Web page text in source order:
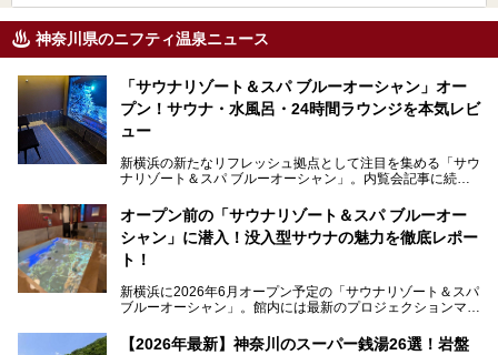
神奈川県のニフティ温泉ニュース
「サウナリゾート＆スパ ブルーオーシャン」オー
プン！サウナ・水風呂・24時間ラウンジを本気レビ
ュー
新横浜の新たなリフレッシュ拠点として注目を集める「サウ
ナリゾート＆スパ ブルーオーシャン」。内覧会記事に続
す。サウナや水風呂の気持ちよさはもちろん、リラックスス
ペースの過ごしやすさまで徹底チェック。新横浜エリアで日
常の疲れをリセットしたい人、ライブやスポーツ観戦遠征組
は必見です。
オープン前の「サウナリゾート＆スパ ブルーオー
シャン」に潜入！没入型サウナの魅力を徹底レポー
ト！
新横浜に2026年6月オープン予定の「サウナリゾート＆スパ
ブルーオーシャン」。館内には最新のプロジェクションマッ
的な“没入感（イマーシブ）”を体験できます。
【2026年最新】神奈川のスーパー銭湯26選！岩盤